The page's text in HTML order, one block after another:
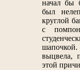
начал бы
был
круглой
с
выцвела,
этой